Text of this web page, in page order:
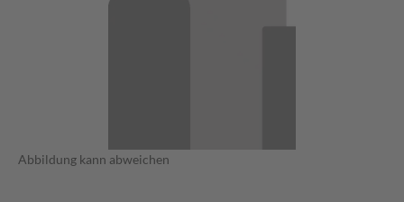
Abbildung kann abweichen